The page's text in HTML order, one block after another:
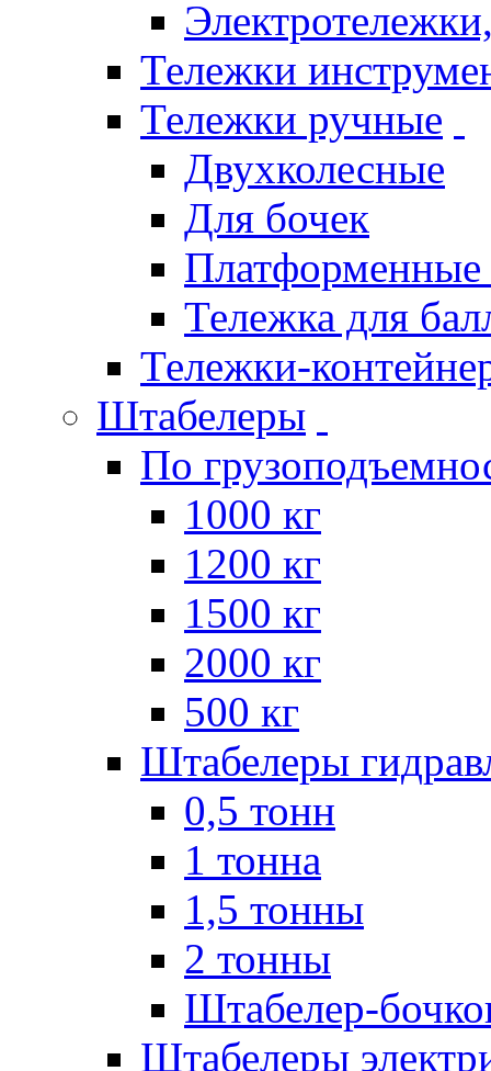
Тележки
Тележки ручные
Двухколесные
Для бочек
Платформенные
Тележка для
Тележки-
Штабелеры
По
1000 кг
1200 кг
1500 кг
2000 кг
500 кг
Штабелеры
0,5 тонн
1 тонна
1,5 тонны
2 тонны
Штабелер-
Штабелеры